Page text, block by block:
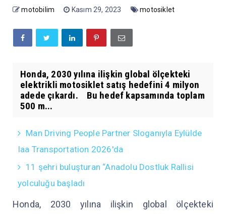
motobilim Kasım 29, 2023 motosiklet
Honda, 2030 yılına ilişkin global ölçekteki
elektrikli motosiklet satış hedefini 4 milyon
adede çıkardı. Bu hedef kapsamında toplam
500 m...
Man Driving People Partner Sloganıyla Eylülde
Iaa Transportation 2026'da
11 şehri buluşturan “Anadolu Dostluk Rallisi
yolculuğu başladı
Honda, 2030 yılına ilişkin global ölçekteki